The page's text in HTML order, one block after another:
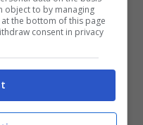
potente.
i due esemplari è la
come si intuisce
mentre il
object to by managing
the bottom of this page
consent in privacy